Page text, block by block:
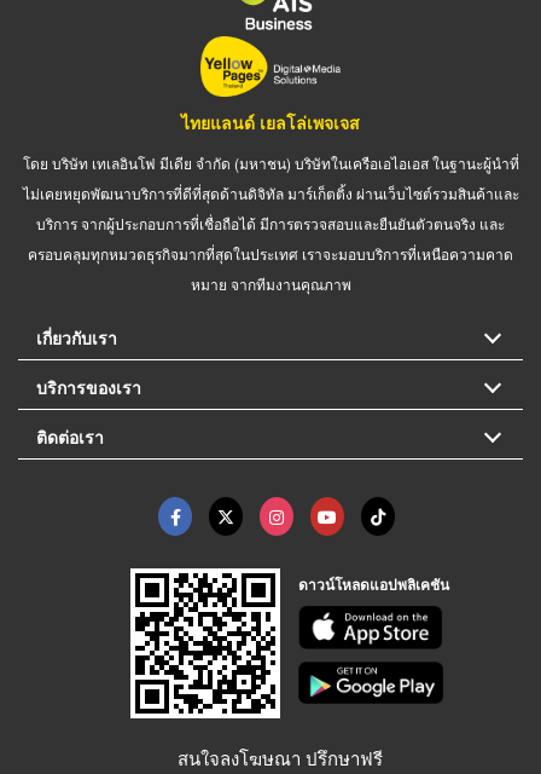
ไทยแลนด์ เยลโล่เพจเจส
โดย บริษัท เทเลอินโฟ มีเดีย จำกัด (มหาชน) บริษัทในเครือเอไอเอส ในฐานะผู้นำที่
ไม่เคยหยุดพัฒนาบริการที่ดีที่สุดด้านดิจิทัล มาร์เก็ตติ้ง ผ่านเว็บไซต์รวมสินค้าและ
บริการ จากผู้ประกอบการที่เชื่อถือได้ มีการตรวจสอบและยืนยันตัวตนจริง และ
ครอบคลุมทุกหมวดธุรกิจมากที่สุดในประเทศ เราจะมอบบริการที่เหนือความคาด
หมาย จากทีมงานคุณภาพ
เกี่ยวกับเรา
บริการของเรา
ติดต่อเรา
ดาวน์โหลดแอปพลิเคชัน
สนใจลงโฆษณา ปรึกษาฟรี